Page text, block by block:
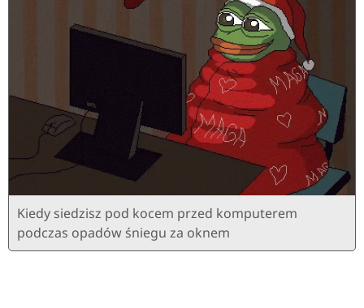
Kiedy siedzisz pod kocem przed komputerem
podczas opadów śniegu za oknem